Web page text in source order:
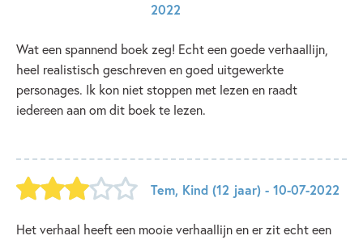
2022
Wat een spannend boek zeg! Echt een goede verhaallijn,
heel realistisch geschreven en goed uitgewerkte
personages. Ik kon niet stoppen met lezen en raadt
iedereen aan om dit boek te lezen.
Tem, Kind (12 jaar) - 10-07-2022
Het verhaal heeft een mooie verhaallijn en er zit echt een